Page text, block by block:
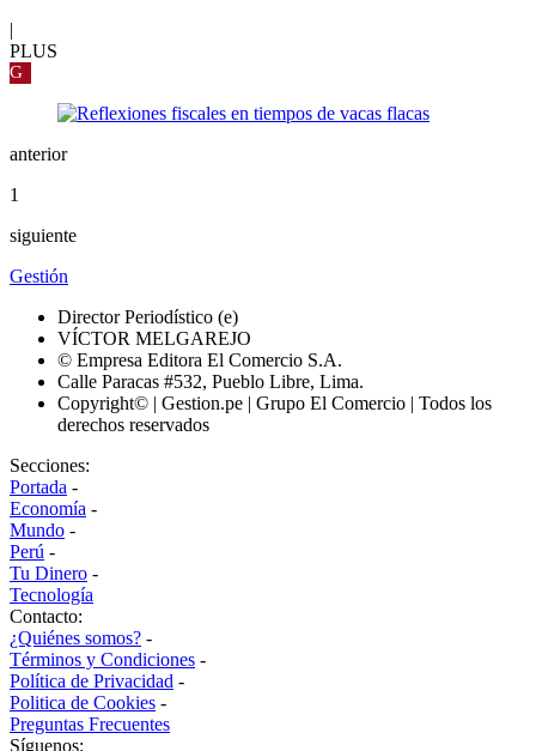
|
PLUS
G
anterior
1
siguiente
Gestión
Director Periodístico (e)
VÍCTOR MELGAREJO
© Empresa Editora El Comercio S.A.
Calle Paracas #532, Pueblo Libre, Lima.
Copyright© | Gestion.pe | Grupo El Comercio | Todos los
derechos reservados
Secciones:
Portada -
Economía -
Mundo -
Perú -
Tu Dinero -
Tecnología
Contacto:
¿Quiénes somos? -
Términos y Condiciones -
Política de Privacidad -
Politica de Cookies -
Preguntas Frecuentes
Síguenos: